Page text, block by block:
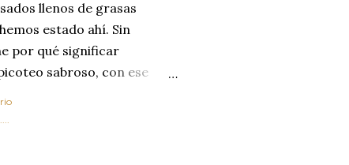
llenos de grasas
estado ahí. Sin
por qué significar
sabroso, con ese
van a cambiar por